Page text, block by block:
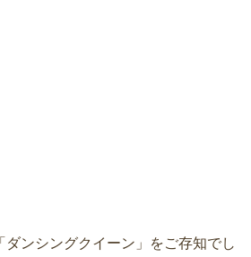
ダンシングクイーン」をご存知でし